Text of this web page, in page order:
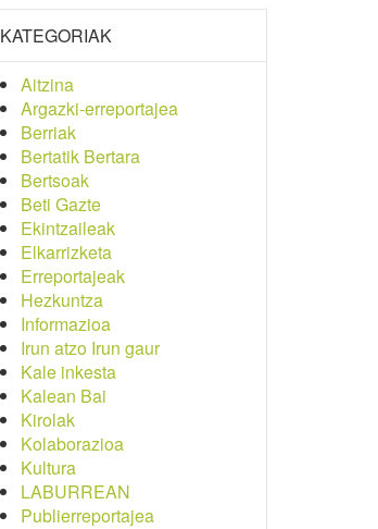
KATEGORIAK
Aitzina
Argazki-erreportajea
Berriak
Bertatik Bertara
Bertsoak
Beti Gazte
Ekintzaileak
Elkarrizketa
Erreportajeak
Hezkuntza
Informazioa
Irun atzo Irun gaur
Kale inkesta
Kalean Bai
Kirolak
Kolaborazioa
Kultura
LABURREAN
Publierreportajea